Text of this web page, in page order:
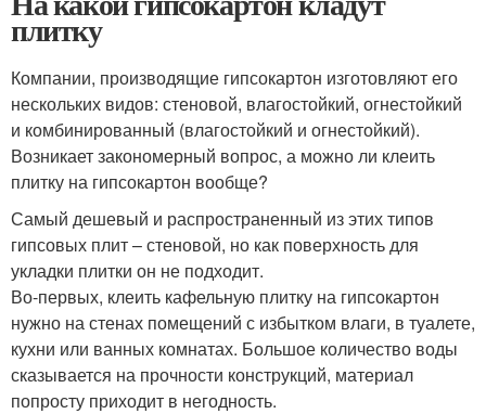
плитку
Компании, производящие гипсокартон изготовляют его
нескольких видов: стеновой, влагостойкий, огнестойкий
и комбинированный (влагостойкий и огнестойкий).
Возникает закономерный вопрос, а можно ли клеить
плитку на гипсокартон вообще?
Самый дешевый и распространенный из этих типов
гипсовых плит – стеновой, но как поверхность для
укладки плитки он не подходит.
Во-первых, клеить кафельную плитку на гипсокартон
нужно на стенах помещений с избытком влаги, в туалете,
кухни или ванных комнатах. Большое количество воды
сказывается на прочности конструкций, материал
попросту приходит в негодность.